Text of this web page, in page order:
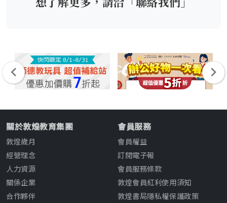
關於敦煌教育集團
敦煌歲月
經營理念
人力資源
關係企業
合作夥伴
會員服務
會員權益
訂閱電子報
會員服務條款
敦煌會員紅利使用須知
敦煌書局隱私權保護政策